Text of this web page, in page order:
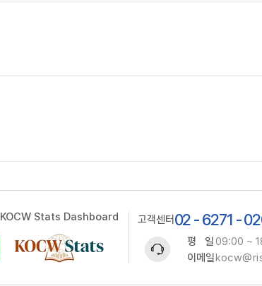
KOCW Stats Dashboard 고객센터 02 - 6271 -
평 일09:00 ~
이메일